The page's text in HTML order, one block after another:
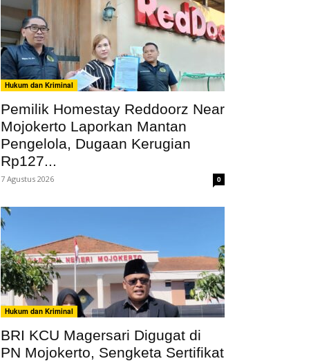
Hukum dan Kriminal
Pemilik Homestay Reddoorz Near
Mojokerto Laporkan Mantan
Pengelola, Dugaan Kerugian
Rp127...
7 Agustus 2026 0
Hukum dan Kriminal
BRI KCU Magersari Digugat di
PN Mojokerto, Sengketa Sertifikat